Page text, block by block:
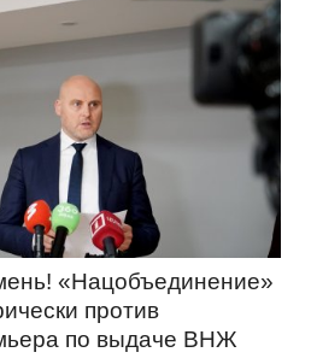
«Нацобъединение»
против
по выдаче ВНЖ